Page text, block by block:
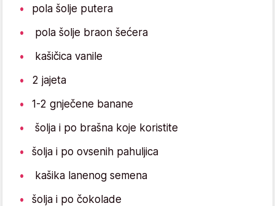
pola šolje putera
pola šolje braon šećera
kašičica vanile
2 jajeta
1-2 gnječene banane
šolja i po brašna koje koristite
šolja i po ovsenih pahuljica
kašika lanenog semena
šolja i po čokolade